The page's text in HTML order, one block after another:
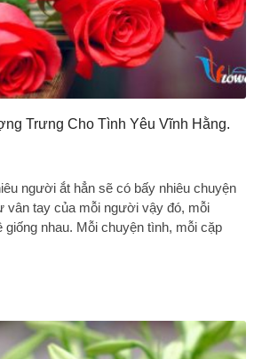
Trưng Cho Tình Yêu Vĩnh Hằng.
người ắt hẳn sẽ có bấy nhiêu chuyện
vân tay của mỗi người vậy đó, mỗi
nhau. Mỗi chuyện tình, mỗi cặp